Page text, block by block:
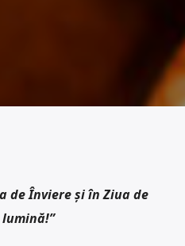
de Înviere și în Ziua de